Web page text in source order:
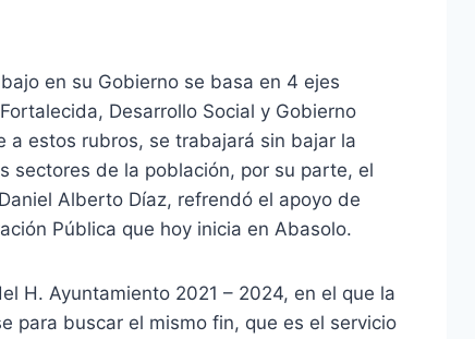
en su Gobierno se basa en 4 ejes
Desarrollo Social y Gobierno
a estos rubros, se trabajará sin bajar la
sectores de la población, por su parte, el
Alberto Díaz, refrendó el apoyo de
Pública que hoy inicia en Abasolo.
H. Ayuntamiento 2021 – 2024, en el que la
para buscar el mismo fin, que es el servicio